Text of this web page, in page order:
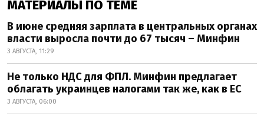
МАТЕРИАЛЫ ПО ТЕМЕ
В июне средняя зарплата в центральных органах
власти выросла почти до 67 тысяч – Минфин
3 АВГУСТА, 11:29
Не только НДС для ФПЛ. Минфин предлагает
облагать украинцев налогами так же, как в ЕС
3 АВГУСТА, 06:00